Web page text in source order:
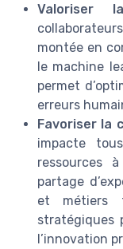
Valoriser
montée en
le machine
permet
erreurs
Favoriser la
impacte
ressources
partage
et métiers
stratégiques
l’innovation